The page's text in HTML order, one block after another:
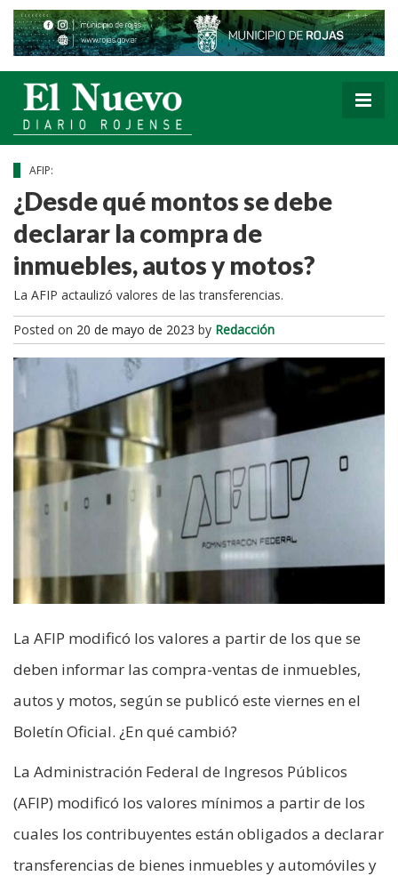
AFIP:
¿Desde qué montos se debe
declarar la compra de
inmuebles, autos y motos?
La AFIP actaulizó valores de las transferencias.
Posted on 20 de mayo de 2023 by Redacción
La AFIP modificó los valores a partir de los que se
deben informar las compra-ventas de inmuebles,
autos y motos, según se publicó este viernes en el
Boletín Oficial. ¿En qué cambió?
La Administración Federal de Ingresos Públicos
(AFIP) modificó los valores mínimos a partir de los
cuales los contribuyentes están obligados a declarar
transferencias de bienes inmuebles y automóviles y